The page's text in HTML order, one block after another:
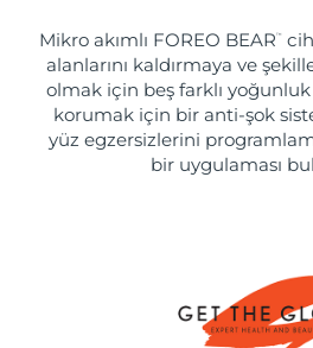
Mikro akımlı FOREO BEAR ™
alanlarını kaldırmaya ve
olmak için beş farklı
korumak için bir anti-şok
yüz egzersizlerini
bir uygulaması